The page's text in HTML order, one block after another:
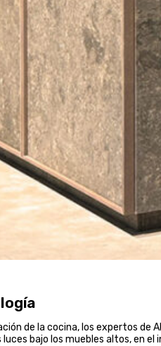
de la cocina, los expertos de
bajo los muebles altos, en